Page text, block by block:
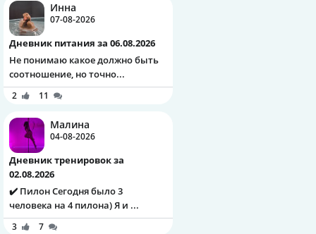
Инна
07-08-2026
Дневник питания за 06.08.2026
Не понимаю какое должно быть
соотношение, но точно...
2 11
Малина
04-08-2026
Дневник тренировок за
02.08.2026
✔️ Пилон Сегодня было 3
человека на 4 пилона) Я и ...
3 7